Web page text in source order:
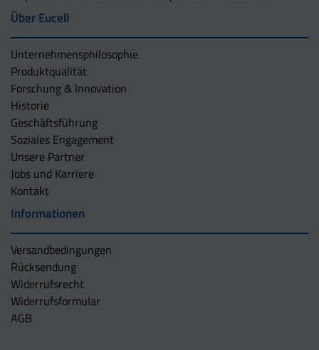
Über Eucell
Unternehmens­philosophie
Produktqualität
Forschung & Innovation
Historie
Geschäftsführung
Soziales Engagement
Unsere Partner
Jobs und Karriere
Kontakt
Informationen
Versandbedingungen
Rücksendung
Widerrufsrecht
Widerrufsformular
AGB